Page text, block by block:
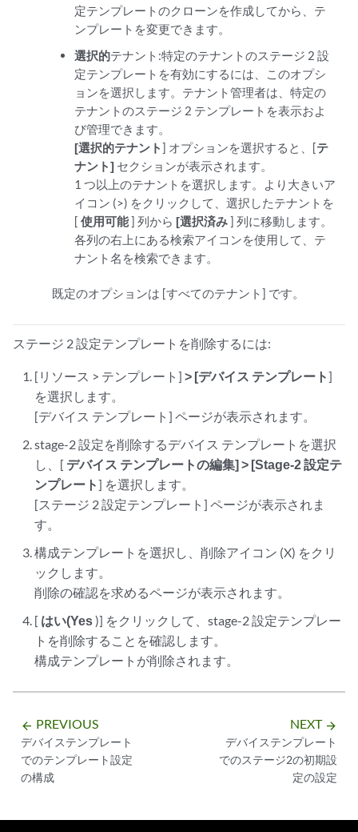
定テンプレートのクローンを作成してから、テ
ンプレートを変更できます。
選択的テナント:特定のテナントのステージ 2 設
定テンプレートを有効にするには、このオプシ
ョンを選択します。テナント管理者は、特定の
テナントのステージ 2 テンプレートを表示およ
び管理できます。
[選択的テナント] オプションを選択すると、[テ
ナント]セクションが表示されます。
1 つ以上のテナントを選択します。より大きいア
イコン (>) をクリックして、選択したテナントを
[ 使用可能] 列から [選択済み] 列に移動します。
各列の右上にある検索アイコンを使用して、テ
ナント名を検索できます。
既定のオプションは [すべてのテナント] です。
ステージ 2 設定テンプレートを削除するには:
[リソース > テンプレート]> [デバイス テンプレート]
を選択します。
[デバイス テンプレート] ページが表示されます。
stage-2 設定を削除するデバイス テンプレートを選択
し、[ デバイス テンプレートの編集] > [Stage-2 設定テ
ンプレート] を選択します。
[ステージ 2 設定テンプレート] ページが表示されま
す。
構成テンプレートを選択し、削除アイコン (X) をクリ
ックします。
削除の確認を求めるページが表示されます。
[ はい(Yes)] をクリックして、stage-2 設定テンプレー
トを削除することを確認します。
構成テンプレートが削除されます。
arrow_backward PREVIOUS
デバイステンプレート
でのテンプレート設定
の構成
NEXT arrow_forward
デバイステンプレート
でのステージ2の初期設
定の設定